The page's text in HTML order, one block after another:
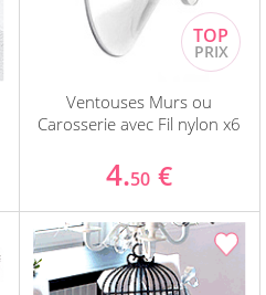
Ventouses Murs ou
Carosserie avec Fil nylon x6
4.50 €